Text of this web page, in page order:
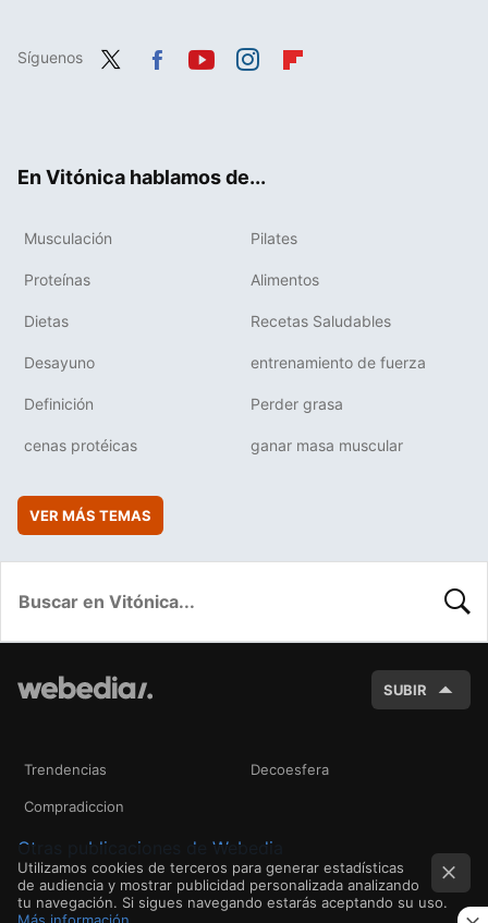
Síguenos
En Vitónica hablamos de...
Musculación Pilates
Proteínas Alimentos
Dietas Recetas Saludables
Desayuno entrenamiento de fuerza
Definición Perder grasa
cenas protéicas ganar masa muscular
VER MÁS TEMAS
SUBIR
Trendencias Decoesfera
Compradiccion
Otras publicaciones de Webedia
Utilizamos cookies de terceros para generar estadísticas
de audiencia y mostrar publicidad personalizada analizando
tu navegación. Si sigues navegando estarás aceptando su uso.